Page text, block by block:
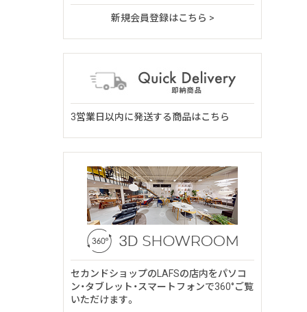
新規会員登録はこちら >
3営業日以内に発送する商品はこちら
セカンドショップのLAFSの店内をパソコ
ン・タブレット・スマートフォンで360°ご覧
いただけます。